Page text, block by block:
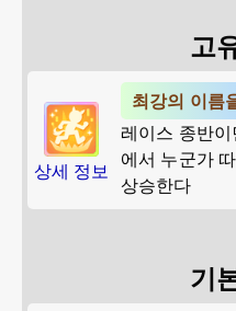
고
상세 정보
최강의 이름
레이스 종반
에서 누군가
상승한다
기